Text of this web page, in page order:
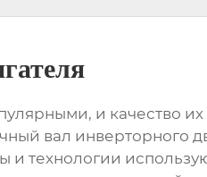
и качество
вал инверторного
технологии